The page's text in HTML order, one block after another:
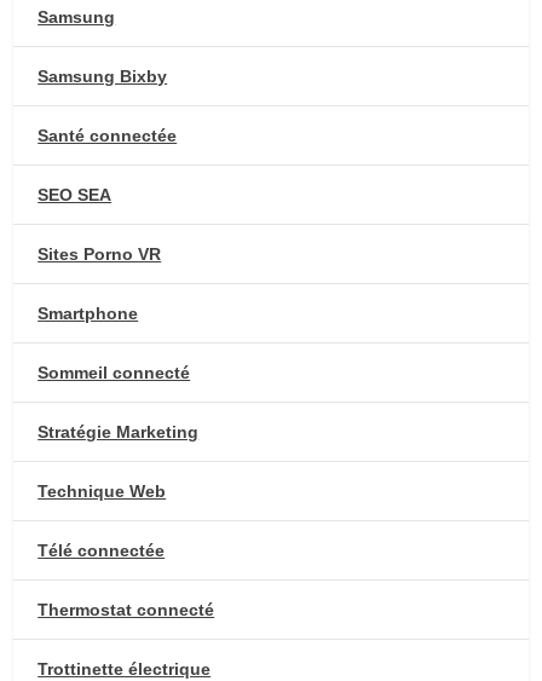
Samsung
Samsung Bixby
Santé connectée
SEO SEA
Sites Porno VR
Smartphone
Sommeil connecté
Stratégie Marketing
Technique Web
Télé connectée
Thermostat connecté
Trottinette électrique